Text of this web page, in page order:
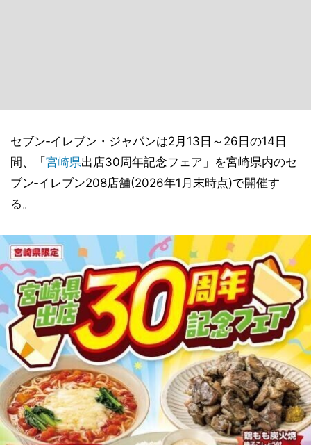
セブン‐イレブン・ジャパンは2月13日～26日の14日
間、「 宮崎県出店30周年記念フェア」を宮崎県内のセ
ブン‐イレブン208店舗(2026年1月末時点)で開催す
る。